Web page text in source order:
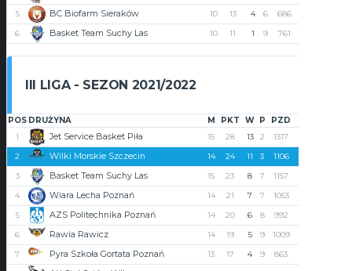
5
BC Biofarm Sieraków 10 13 4 6 686
6
Basket Team Suchy Las 10 11 1 9 761
III LIGA - SEZON 2021/2022
POS DRUŻYNA M PKT W P PZD
1
Jet Service Basket Piła 15 28 13 2 1317
2
Wilki Morskie Szczecin 14 24 11 3 1106
3
Basket Team Suchy Las 15 23 8 7 1157
4
Wiara Lecha Poznań 14 21 7 7 1053
5
AZS Politechnika Poznań 14 20 6 8 992
6
Rawia Rawicz 14 19 5 9 1009
7
Pyra Szkoła Gortata Poznań 13 17 4 9 863